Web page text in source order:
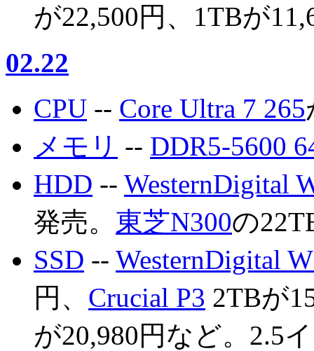
が22,500円、1TBが
02.22
CPU -- Core Ultra 7 265
メモリ -- DDR5-5600
HDD -- WesternDigital
発売。 東芝N300の
SSD -- WesternDigital
円、 Crucial P3 2TBが
が20,980円など。2.5